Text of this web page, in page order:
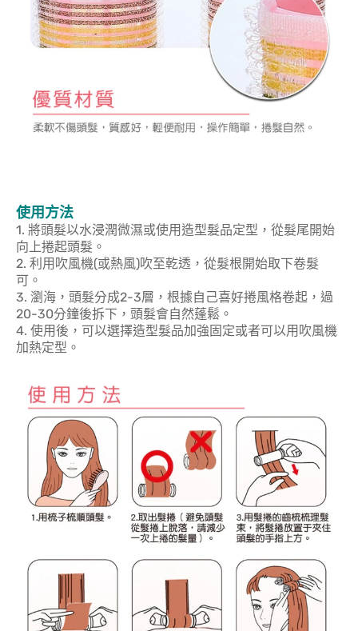
使用方法
1. 將頭髮以水浸潤微濕或使用造型髮品定型，從髮尾開始
向上捲起頭髮。
2. 利用吹風機(或熱風)吹至乾透，從髮根開始取下卷髮
可。
3. 瀏海，頭髮分成2-3層，根據自己喜好捲風格卷起，過
20-30分鐘後拆下，頭髮會自然蓬鬆。
4. 使用後，可以選擇造型髮品加強固定或者可以用吹風機
加熱定型。